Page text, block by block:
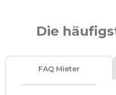
Die
FAQ Mieter